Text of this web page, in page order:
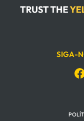
SIGA-